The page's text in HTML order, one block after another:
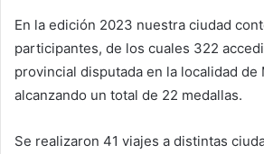
En la edición 2023 nuestra ciudad
participantes, de los cuales 322
provincial disputada en la localidad de
alcanzando un total de 22 medallas.
Se realizaron 41 viajes a distintas